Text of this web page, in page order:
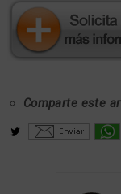
Comparte este